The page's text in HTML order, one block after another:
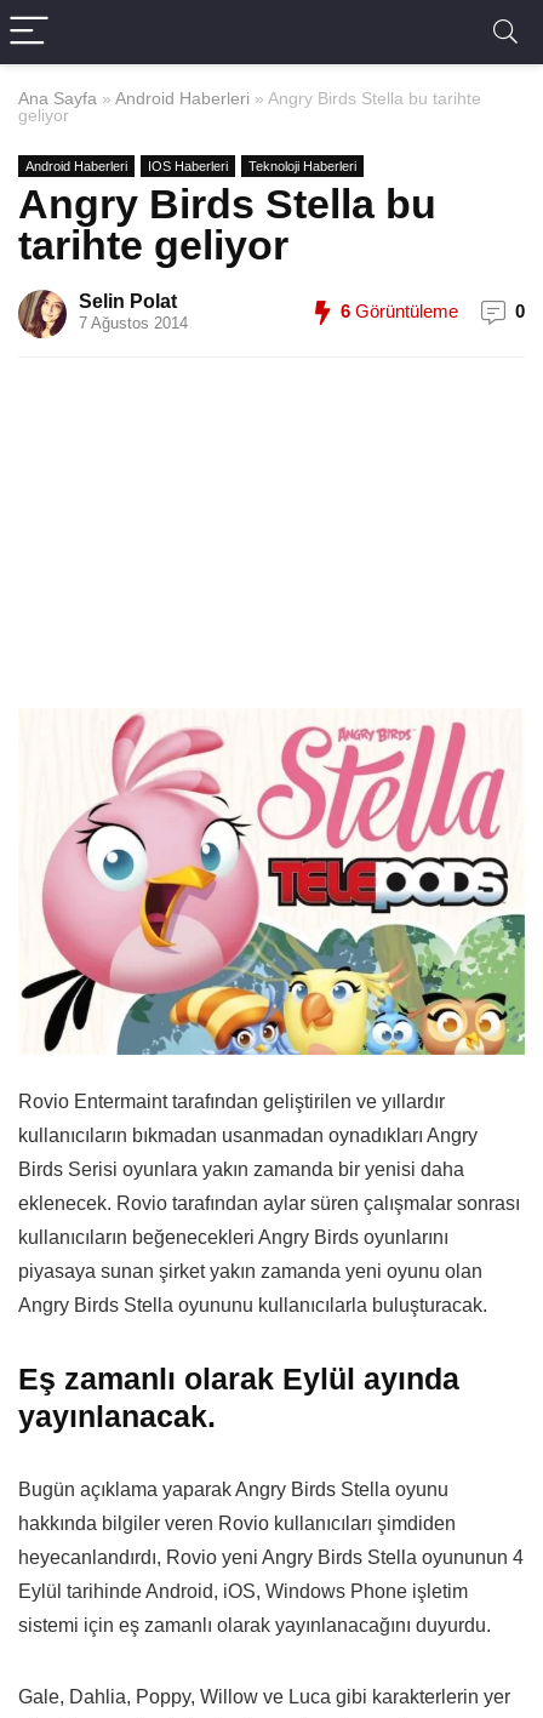
Ana Sayfa » Android Haberleri » Angry Birds Stella bu tarihte
geliyor
Android Haberleri IOS Haberleri Teknoloji Haberleri
Angry Birds Stella bu
tarihte geliyor
Selin Polat
7 Ağustos 2014
6 Görüntüleme 0
Rovio Entermaint tarafından geliştirilen ve yıllardır
kullanıcıların bıkmadan usanmadan oynadıkları Angry
Birds Serisi oyunlara yakın zamanda bir yenisi daha
eklenecek. Rovio tarafından aylar süren çalışmalar sonrası
kullanıcıların beğenecekleri Angry Birds oyunlarını
piyasaya sunan şirket yakın zamanda yeni oyunu olan
Angry Birds Stella oyununu kullanıcılarla buluşturacak.
Eş zamanlı olarak Eylül ayında
yayınlanacak.
Bugün açıklama yaparak Angry Birds Stella oyunu
hakkında bilgiler veren Rovio kullanıcıları şimdiden
heyecanlandırdı, Rovio yeni Angry Birds Stella oyununun 4
Eylül tarihinde Android, iOS, Windows Phone işletim
sistemi için eş zamanlı olarak yayınlanacağını duyurdu.
Gale, Dahlia, Poppy, Willow ve Luca gibi karakterlerin yer